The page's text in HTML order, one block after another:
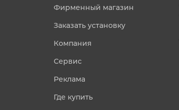
Фирменный магазин
Заказать установку
Компания
Сервис
Реклама
Где купить